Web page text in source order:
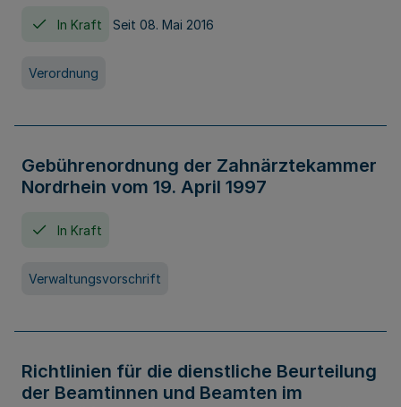
In Kraft Seit 08. Mai 2016
Verordnung
Gebührenordnung der Zahnärztekammer
Nordrhein vom 19. April 1997
In Kraft
Verwaltungsvorschrift
Richtlinien für die dienstliche Beurteilung
der Beamtinnen und Beamten im